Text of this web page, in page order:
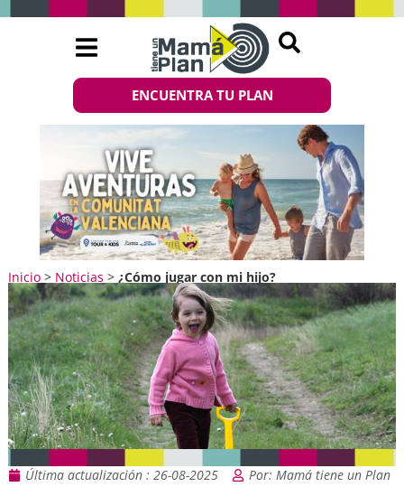
ENCUENTRA TU PLAN
Inicio> Noticias > ¿Cómo jugar con mi hijo?
Última actualización : 26-08-2025 Por: Mamá tiene un Plan